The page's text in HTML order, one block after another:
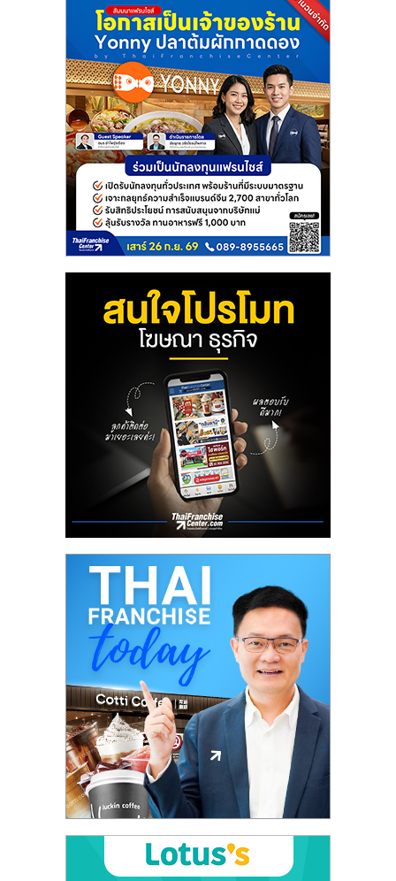
ปรึกษา
การ
ลงทุน
และ
ขยาย
ศูนย์
รวม
ไชส์
พร้อม
ทำเล
สำหรับ